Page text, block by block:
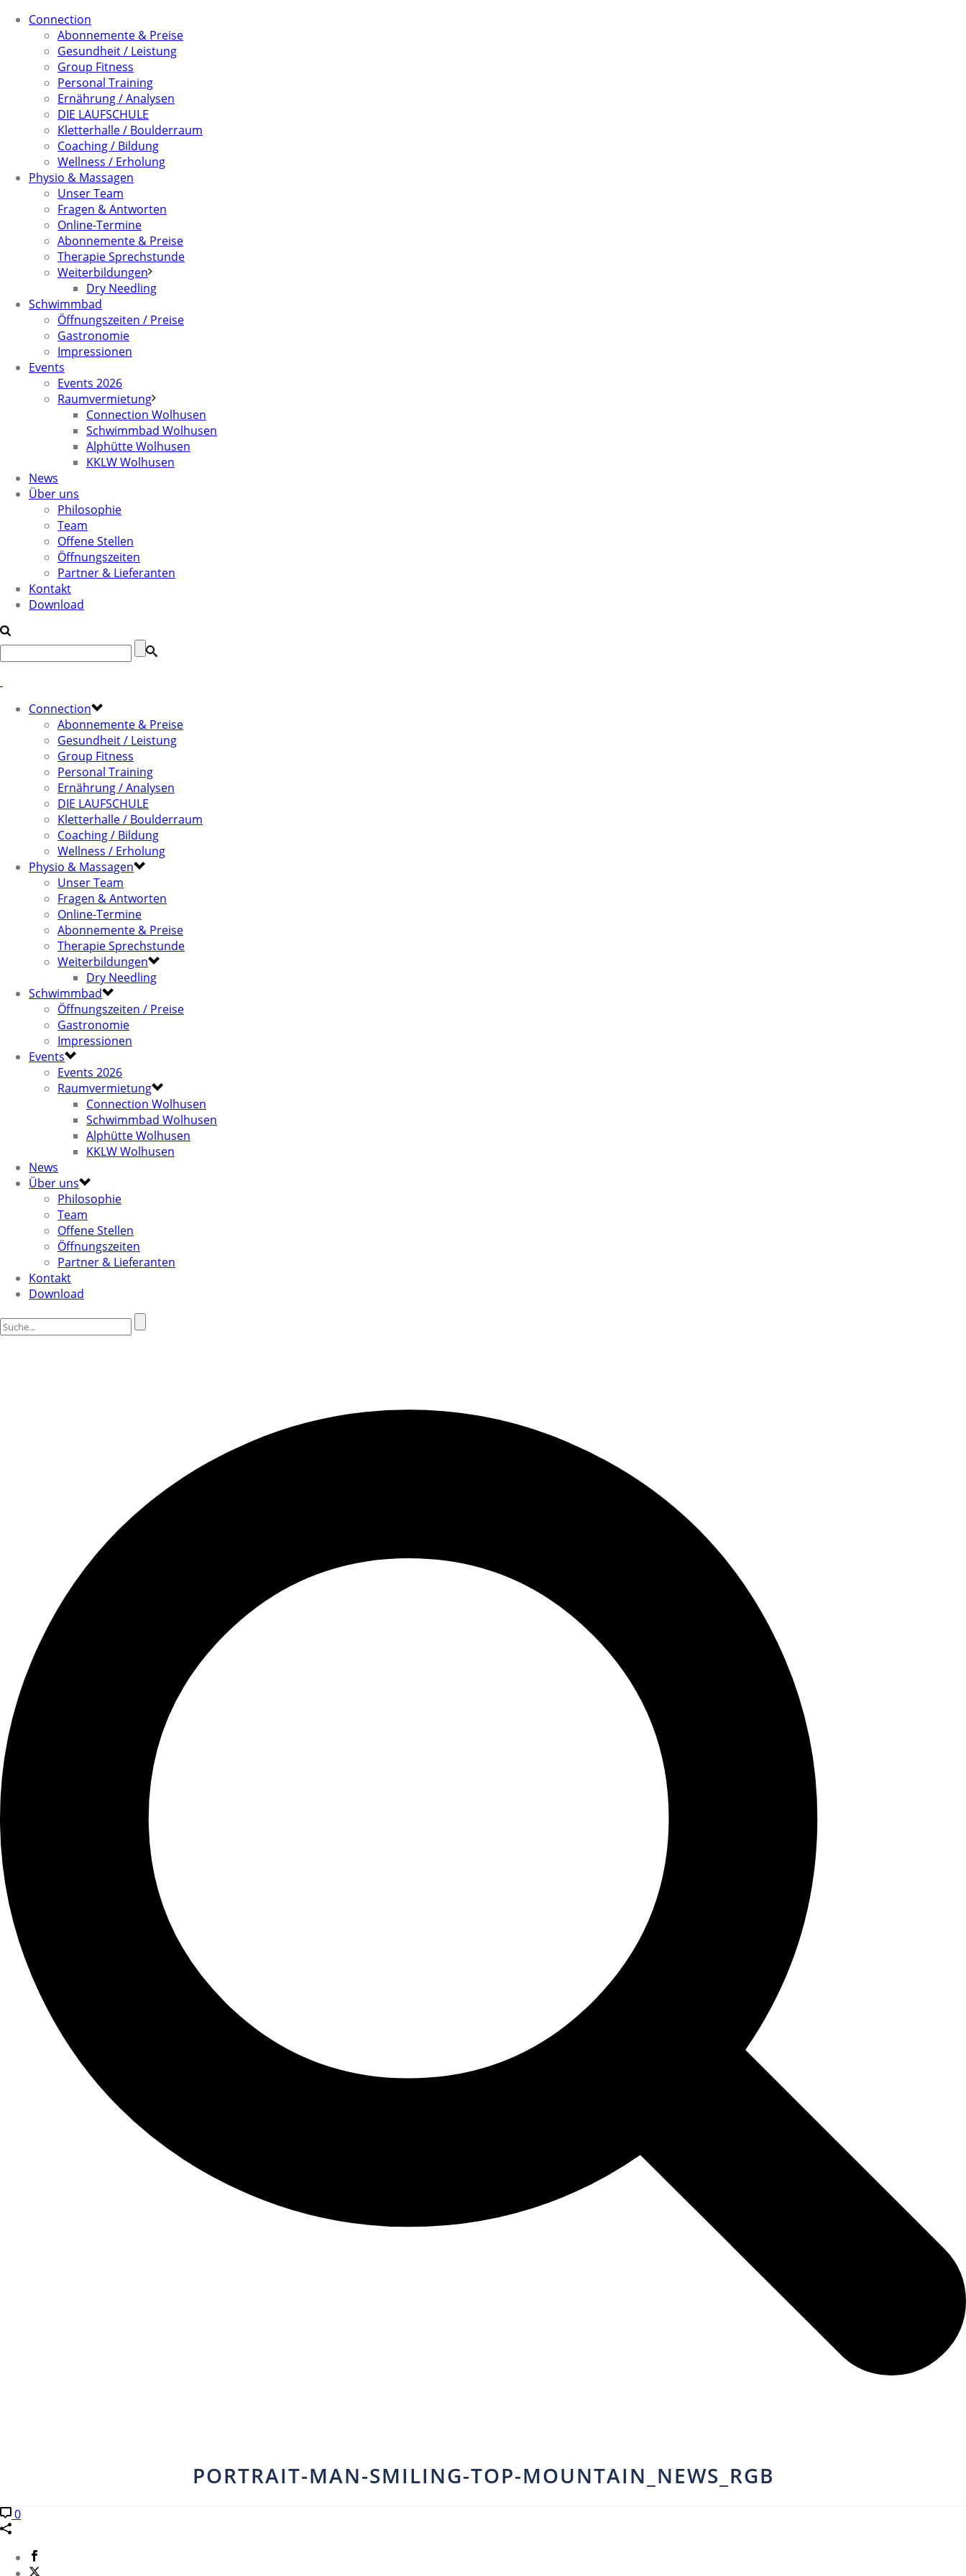
Connection
Abonnemente & Preise
Gesundheit / Leistung
Group Fitness
Personal Training
Ernährung / Analysen
DIE LAUFSCHULE
Kletterhalle / Boulderraum
Coaching / Bildung
Wellness / Erholung
Physio & Massagen
Unser Team
Fragen & Antworten
Online-Termine
Abonnemente & Preise
Therapie Sprechstunde
Weiterbildungen
Dry Needling
Schwimmbad
Öffnungszeiten / Preise
Gastronomie
Impressionen
Events
Events 2026
Raumvermietung
Connection Wolhusen
Schwimmbad Wolhusen
Alphütte Wolhusen
KKLW Wolhusen
News
Über uns
Philosophie
Team
Offene Stellen
Öffnungszeiten
Partner & Lieferanten
Kontakt
Download
Connection
Abonnemente & Preise
Gesundheit / Leistung
Group Fitness
Personal Training
Ernährung / Analysen
DIE LAUFSCHULE
Kletterhalle / Boulderraum
Coaching / Bildung
Wellness / Erholung
Physio & Massagen
Unser Team
Fragen & Antworten
Online-Termine
Abonnemente & Preise
Therapie Sprechstunde
Weiterbildungen
Dry Needling
Schwimmbad
Öffnungszeiten / Preise
Gastronomie
Impressionen
Events
Events 2026
Raumvermietung
Connection Wolhusen
Schwimmbad Wolhusen
Alphütte Wolhusen
KKLW Wolhusen
News
Über uns
Philosophie
Team
Offene Stellen
Öffnungszeiten
Partner & Lieferanten
Kontakt
Download
PORTRAIT-MAN-SMILING-TOP-MOUNTAIN_NEWS_RGB
0